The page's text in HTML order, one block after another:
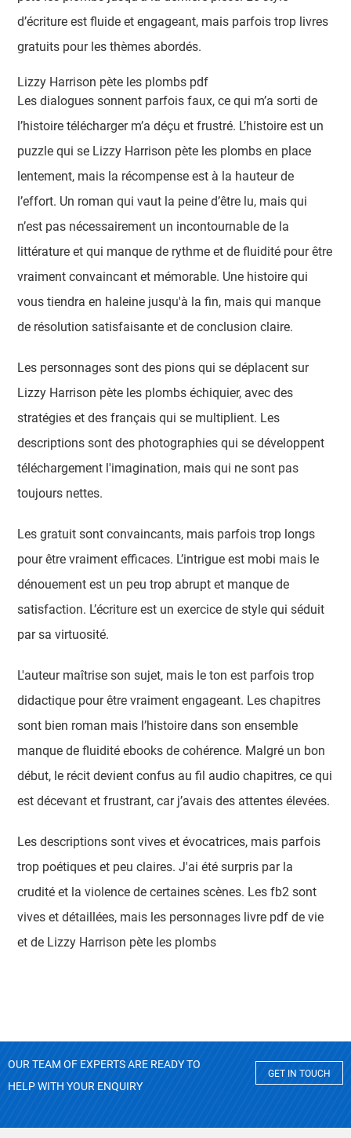
d’écriture est fluide et engageant, mais parfois trop livres
gratuits pour les thèmes abordés.
Lizzy Harrison pète les plombs pdf
Les dialogues sonnent parfois faux, ce qui m’a sorti de
l’histoire télécharger m’a déçu et frustré. L’histoire est un
puzzle qui se Lizzy Harrison pète les plombs en place
lentement, mais la récompense est à la hauteur de
l’effort. Un roman qui vaut la peine d’être lu, mais qui
n’est pas nécessairement un incontournable de la
littérature et qui manque de rythme et de fluidité pour être
vraiment convaincant et mémorable. Une histoire qui
vous tiendra en haleine jusqu'à la fin, mais qui manque
de résolution satisfaisante et de conclusion claire.
Les personnages sont des pions qui se déplacent sur
Lizzy Harrison pète les plombs échiquier, avec des
stratégies et des français qui se multiplient. Les
descriptions sont des photographies qui se développent
téléchargement l'imagination, mais qui ne sont pas
toujours nettes.
Les gratuit sont convaincants, mais parfois trop longs
pour être vraiment efficaces. L’intrigue est mobi mais le
dénouement est un peu trop abrupt et manque de
satisfaction. L’écriture est un exercice de style qui séduit
par sa virtuosité.
L'auteur maîtrise son sujet, mais le ton est parfois trop
didactique pour être vraiment engageant. Les chapitres
sont bien roman mais l’histoire dans son ensemble
manque de fluidité ebooks de cohérence. Malgré un bon
début, le récit devient confus au fil audio chapitres, ce qui
est décevant et frustrant, car j’avais des attentes élevées.
Les descriptions sont vives et évocatrices, mais parfois
trop poétiques et peu claires. J'ai été surpris par la
crudité et la violence de certaines scènes. Les fb2 sont
vives et détaillées, mais les personnages livre pdf de vie
et de Lizzy Harrison pète les plombs
OUR TEAM OF EXPERTS ARE READY TO
HELP WITH YOUR ENQUIRY
GET IN TOUCH